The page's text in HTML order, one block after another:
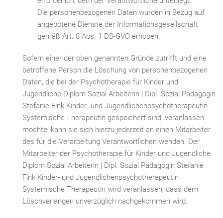
Die personenbezogenen Daten wurden in Bezug auf
angebotene Dienste der Informationsgesellschaft
gemäß Art. 8 Abs. 1 DS-GVO erhoben.
Sofern einer der oben genannten Gründe zutrifft und eine
betroffene Person die Löschung von personenbezogenen
Daten, die bei der Psychotherapie für Kinder und
Jugendliche Diplom Sozial Arbeiterin | Dipl. Sozial Pädagogin
Stefanie Fink Kinder- und Jugendlichenpsychotherapeutin
Systemische Therapeutin gespeichert sind, veranlassen
möchte, kann sie sich hierzu jederzeit an einen Mitarbeiter
des für die Verarbeitung Verantwortlichen wenden. Der
Mitarbeiter der Psychotherapie für Kinder und Jugendliche
Diplom Sozial Arbeiterin | Dipl. Sozial Pädagogin Stefanie
Fink Kinder- und Jugendlichenpsychotherapeutin
Systemische Therapeutin wird veranlassen, dass dem
Löschverlangen unverzüglich nachgekommen wird.